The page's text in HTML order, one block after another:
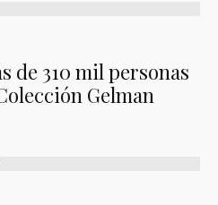
de 310 mil personas
Gelman